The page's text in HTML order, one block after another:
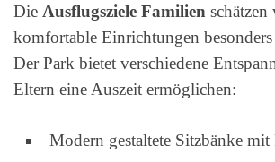
Die Ausflugsziele Familien schätzen
komfortable Einrichtungen
Der Park bietet verschiedene
Eltern eine Auszeit ermöglichen:
Modern gestaltete Sitzbänke mit